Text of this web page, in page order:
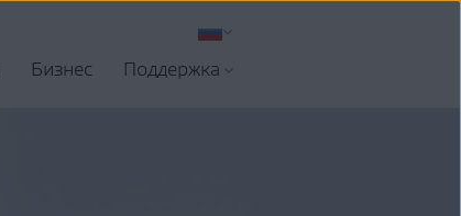
Бизнес Поддержка